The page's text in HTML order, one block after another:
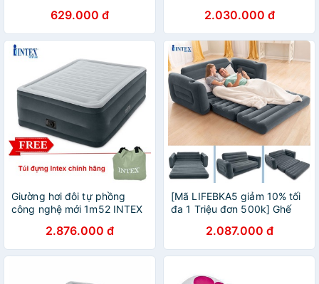
629.000 đ 2.030.000 đ
Giường hơi đôi tự phồng
công nghệ mới 1m52 INTEX
2.876.000 đ
[Mã LIFEBKA5 giảm 10% tối
đa 1 Triệu đơn 500k] Ghế
nghệ mới INTEX 66552
2.087.000 đ